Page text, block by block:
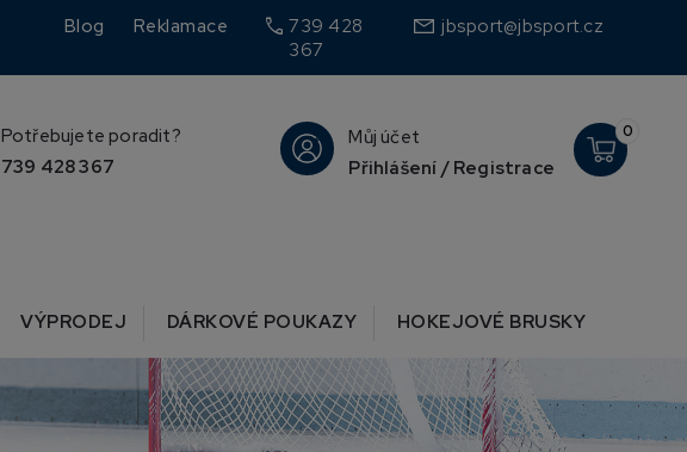
Blog Reklamace call 739 428
367
jbsport@jbsport.cz
0
Můj účet
Přihlášení / Registrace
Potřebujete poradit?
739 428 367
VÝPRODEJ DÁRKOVÉ POUKAZY HOKEJOVÉ BRUSKY